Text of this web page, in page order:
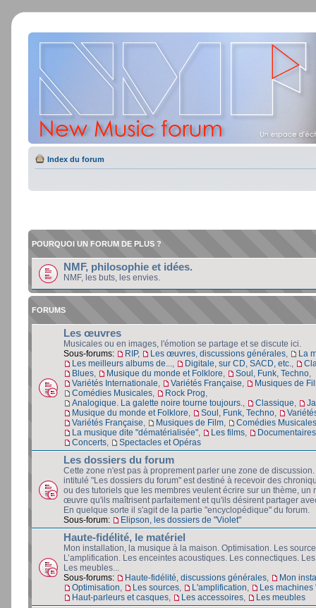
Index du forum
POURQUOI UN FORUM DE PLUS ?
NMF, philosophie et idées.
NMF, les buts, les envies.
FORUMS
Les œuvres
Musicales ou en images, l'émotion se partage et se discute ici.
Sous-forums:
RIP, Les œuvres, discussions générales
La
Les meilleurs albums de...
Digitale, sur CD, SACD, etc.
Blues
Musique du monde et Folklore Soul, Funk, Techno
Variétés Internationale
Variétés Française
Musiques de
Comédies Musicales
Rock Prog
Analogique. La galette noire tourne toujours.
Classique
Musique du monde et Folklore
Soul, Funk, Techno
Variétés Française
Musiques de Film
Comédies Musicales
La musique dite "dématérialisée"
Les films
Concerts
Spectacles et Opéras
Les dossiers du forum
Cette zone n'est pas à proprement parler une zone de
intitulé "Les dossiers du forum" est destiné à recevoir des
ou des tutoriels que les membres veulent écrire sur un thème, un
œuvre qu'ils maîtrisent parfaitement et qu'ils désirent partager
En quelque sorte il s'agit de la partie "encyclopédique" du forum.
Sous-forum:
Elipson, les dossiers de "Violet"
Haute-fidélité, le matériel
Mon installation, la musique à la maison. Optimisation. Les
L’amplification. Les enceintes acoustiques. Les connectiques.
Les meubles...
Sous-forums:
Haute-fidélité, discussions générales
Mon
Optimisation
Les sources L'amplification
Les machines
Haut-parleurs et casques
Les accessoires Les meubles